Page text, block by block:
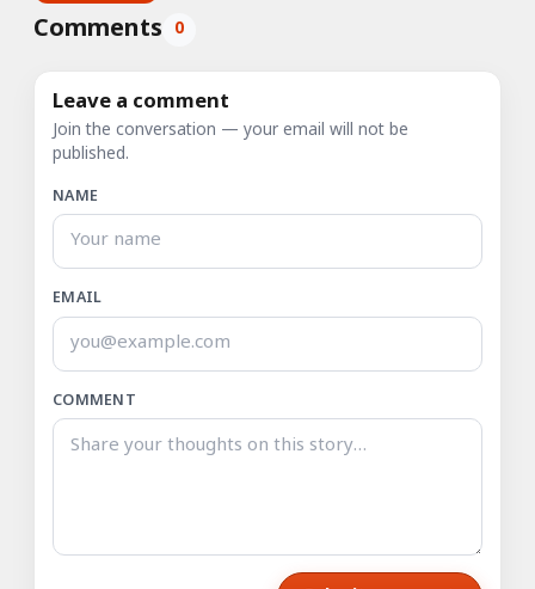
Comments 0
Leave a comment
Join the conversation — your email will not be
published.
NAME
EMAIL
COMMENT